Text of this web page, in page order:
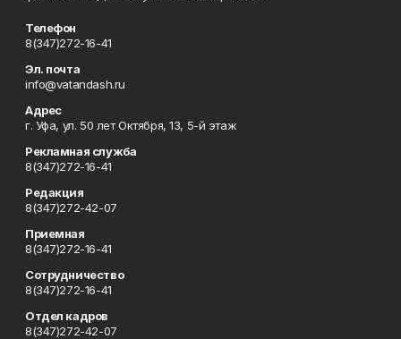
Телефон
8(347)272-16-41
Эл. почта
info@vatandash.ru
Адрес
г. Уфа, ул. 50 лет Октября, 13, 5-й этаж
Рекламная служба
8(347)272-16-41
Редакция
8(347)272-42-07
Приемная
8(347)272-16-41
Сотрудничество
8(347)272-16-41
Отдел кадров
8(347)272-42-07